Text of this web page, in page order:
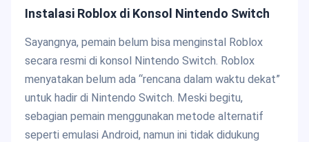
Instalasi Roblox di Konsol Nintendo Switch
Sayangnya, pemain belum bisa menginstal Roblox
secara resmi di konsol Nintendo Switch. Roblox
menyatakan belum ada “rencana dalam waktu dekat”
untuk hadir di Nintendo Switch. Meski begitu,
sebagian pemain menggunakan metode alternatif
seperti emulasi Android, namun ini tidak didukung